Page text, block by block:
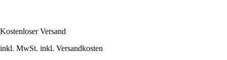
Kostenloser Versand
inkl. MwSt. inkl. Versandkosten